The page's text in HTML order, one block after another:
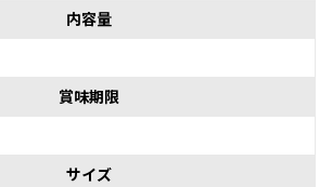
内容量
賞味期限
サイズ